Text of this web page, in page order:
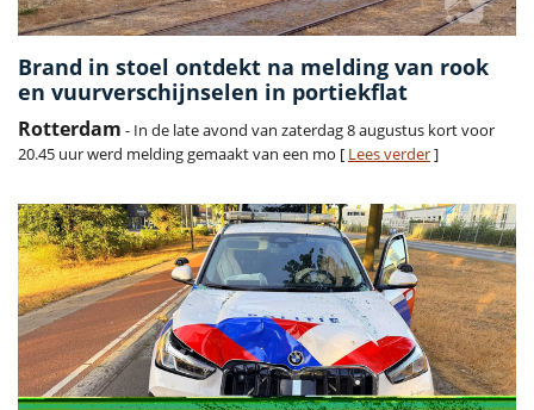
Brand in stoel ontdekt na melding van rook
en vuurverschijnselen in portiekflat
Rotterdam - In de late avond van zaterdag 8 augustus kort voor
20.45 uur werd melding gemaakt van een mo [ Lees verder]